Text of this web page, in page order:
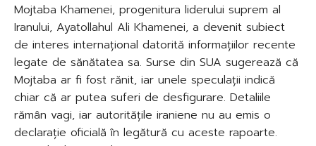
Mojtaba Khamenei, progenitura liderului suprem al
Iranului, Ayatollahul Ali Khamenei, a devenit subiect
de interes internațional datorită informațiilor recente
legate de sănătatea sa. Surse din SUA sugerează că
Mojtaba ar fi fost rănit, iar unele speculații indică
chiar că ar putea suferi de desfigurare. Detaliile
rămân vagi, iar autoritățile iraniene nu au emis o
declarație oficială în legătură cu aceste rapoarte.